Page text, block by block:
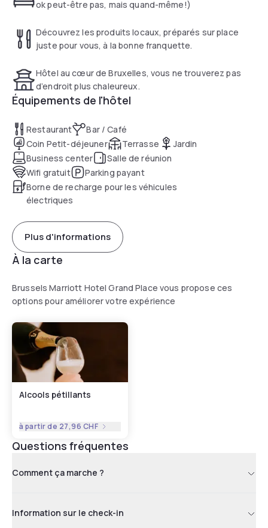
ok peut-être pas, mais quand-même!)
Découvrez les produits locaux, préparés sur place
juste pour vous, à la bonne franquette.
Hôtel au cœur de Bruxelles, vous ne trouverez pas
d’endroit plus chaleureux.
Équipements de l'hôtel
Restaurant
Bar / Café
Coin Petit-déjeuner
Terrasse
Jardin
Business center
Salle de réunion
Wifi gratuit
Parking payant
Borne de recharge pour les véhicules
électriques
Plus d'informations
À la carte
Brussels Marriott Hotel Grand Place vous propose ces
options pour améliorer votre expérience
Alcools pétillants
à partir de 27,96 CHF
Questions fréquentes
Comment ça marche ?
Information sur le check-in